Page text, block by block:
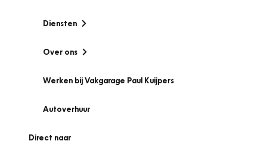
Diensten
Over ons
Werken bij Vakgarage Paul Kuijpers
Autoverhuur
Direct naar